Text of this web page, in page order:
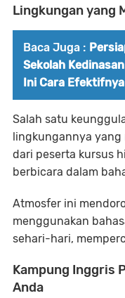
Lingkungan yang
Baca Juga :
Sekolah
Ini Cara Efektifnya
Salah satu
lingkungannya yang
dari peserta kursus
berbicara dalam
Atmosfer ini
menggunakan
sehari-hari,
Kampung Inggris
Anda